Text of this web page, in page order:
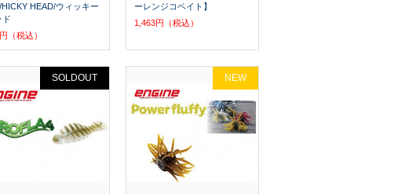
HEAD/ウィッキー
ド
（税込）
ーレンジコベイト】
1,463円（税込）
SOLDOUT NEW